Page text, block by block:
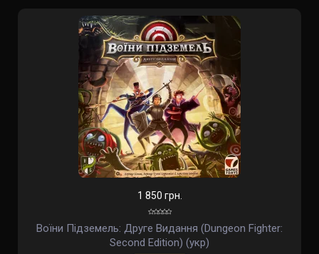
1 850 грн.
Воїни Підземель: Друге Видання (Dungeon Fighter:
Second Edition) (укр)